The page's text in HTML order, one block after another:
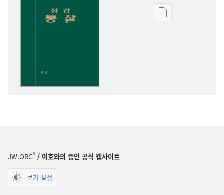
출판물
JW.ORG® / 여호와의 증인 공식 웹사이트
보기 설정